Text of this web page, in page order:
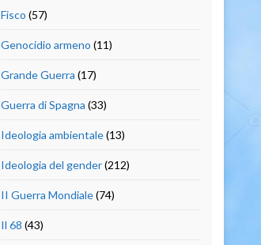
Fisco (57)
Genocidio armeno (11)
Grande Guerra (17)
Guerra di Spagna (33)
Ideologia ambientale(13)
Ideologia del gender(212)
II Guerra Mondiale(74)
Il 68 (43)